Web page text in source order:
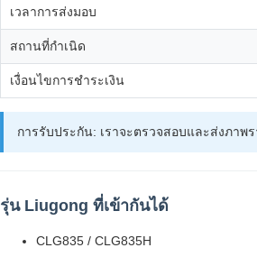
เวลาการส่งมอบ
สถานที่กำเนิด
เงื่อนไขการชำระเงิน
การรับประกัน: เราจะตรวจสอบและส่งภาพ
รุ่น Liugong ที่เข้ากันได้
CLG835 / CLG835H